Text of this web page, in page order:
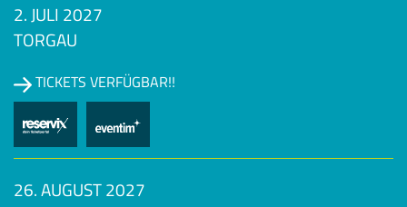
2. JULI 2027
TORGAU
TICKETS VERFÜGBAR!!
26. AUGUST 2027